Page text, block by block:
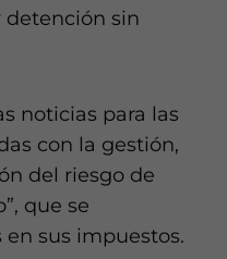
detención sin
noticias para las
con la gestión,
del riesgo de
que se
sus impuestos.